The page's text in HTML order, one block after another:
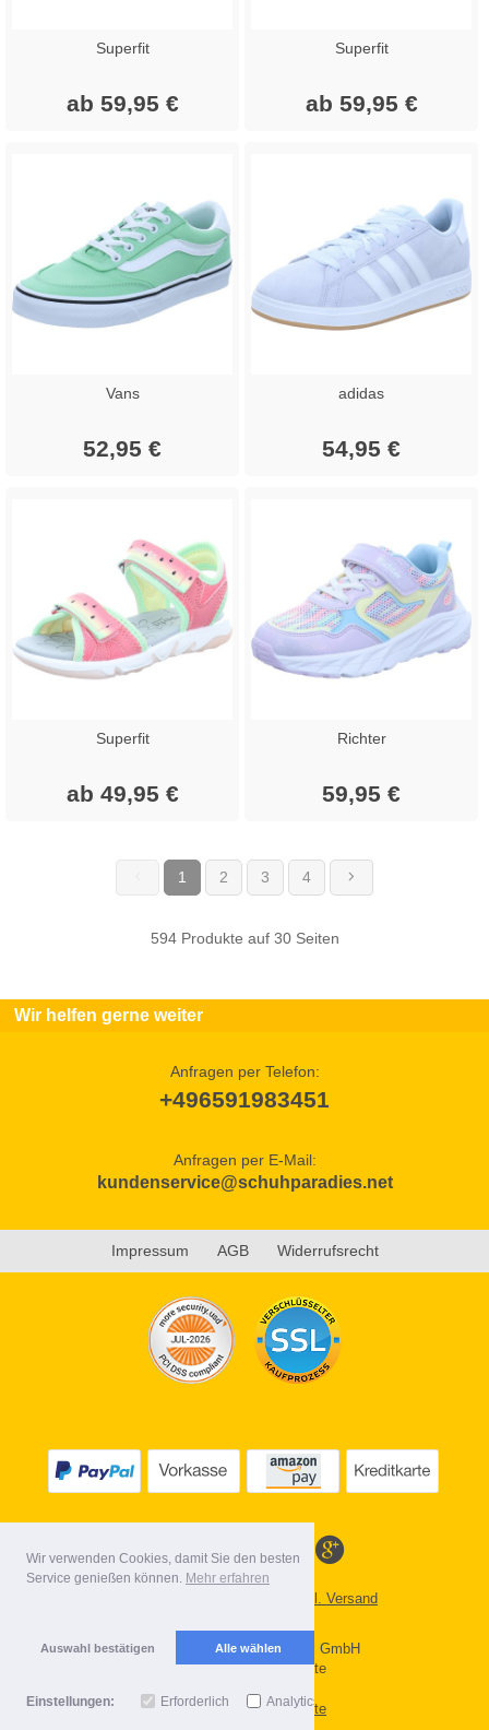
Wir verwenden Cookies, damit Sie den besten
Service genießen können. Mehr erfahren
Auswahl bestätigen Alle wählen
Einstellungen: Erforderlich Analytics
Superfit
ab 59,95 €
Superfit
ab 59,95 €
Vans
52,95 €
adidas
54,95 €
Superfit
ab 49,95 €
Richter
59,95 €
1 (current)
2 3 4
594 Produkte auf 30 Seiten
Wir helfen gerne weiter
Anfragen per Telefon:
+496591983451
Anfragen per E-Mail:
kundenservice@schuhparadies.net
Impressum AGB Widerrufsrecht
Alle Preise inkl. MwSt. evtl. zzgl. Versand
Copyright 2026 by Gebr. Röhl GmbH
Mobile Shop by Shopgate
Zur klassischen Webseite